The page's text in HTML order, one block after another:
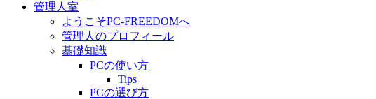
管理人室
ようこそPC-FREEDOMへ
管理人のプロフィール
基礎知識
PCの使い方
Tips
PCの選び方